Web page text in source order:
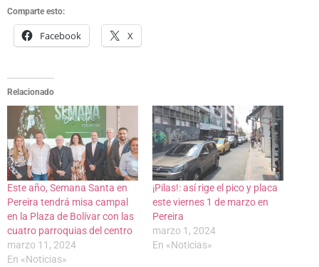
Comparte esto:
Facebook X
Relacionado
Este año, Semana Santa en
Pereira tendrá misa campal
en la Plaza de Bolívar con las
cuatro parroquias del centro
marzo 11, 2024
En «Noticias»
¡Pilas!: así rige el pico y placa
este viernes 1 de marzo en
Pereira
marzo 1, 2024
En «Noticias»